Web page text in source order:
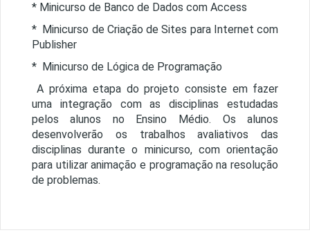
* Minicurso de Banco de Dados com Access
* Minicurso de Criação de Sites para Internet com
Publisher
* Minicurso de Lógica de Programação
A próxima etapa do projeto consiste em fazer
uma integração com as disciplinas estudadas
pelos alunos no Ensino Médio. Os alunos
desenvolverão os trabalhos avaliativos das
disciplinas durante o minicurso, com orientação
para utilizar animação e programação na resolução
de problemas.